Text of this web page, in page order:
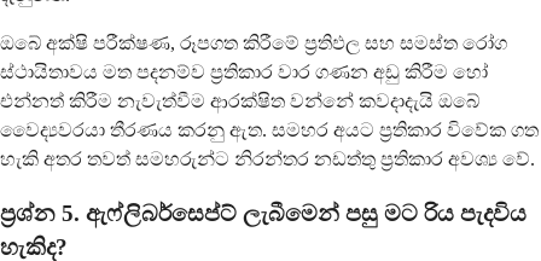
ඔබේ අක්ෂි පරීක්ෂණ, රූපගත කිරීමේ ප්‍රතිඵල සහ සමස්ත රෝග
ස්ථායිතාවය මත පදනම්ව ප්‍රතිකාර වාර ගණන අඩු කිරීම හෝ
එන්නත් කිරීම නැවැත්වීම ආරක්ෂිත වන්නේ කවදාදැයි ඔබේ
වෛද්‍යවරයා තීරණය කරනු ඇත. සමහර අයට ප්‍රතිකාර විවේක ගත
හැකි අතර තවත් සමහරුන්ට නිරන්තර නඩත්තු ප්‍රතිකාර අවශ්‍ය වේ.
ප්‍රශ්න 5. ඇෆ්ලිබර්සෙප්ට් ලැබීමෙන් පසු මට රිය පැදවිය
හැකිද?